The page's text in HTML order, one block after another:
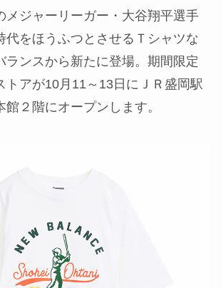
ジャーリーガー・大谷翔平選手
代をほうふつとさせるＴシャツな
ランスから新たに登場。期間限定
トアが10月11～13日にＪＲ盛岡駅
館２階にオープンします。